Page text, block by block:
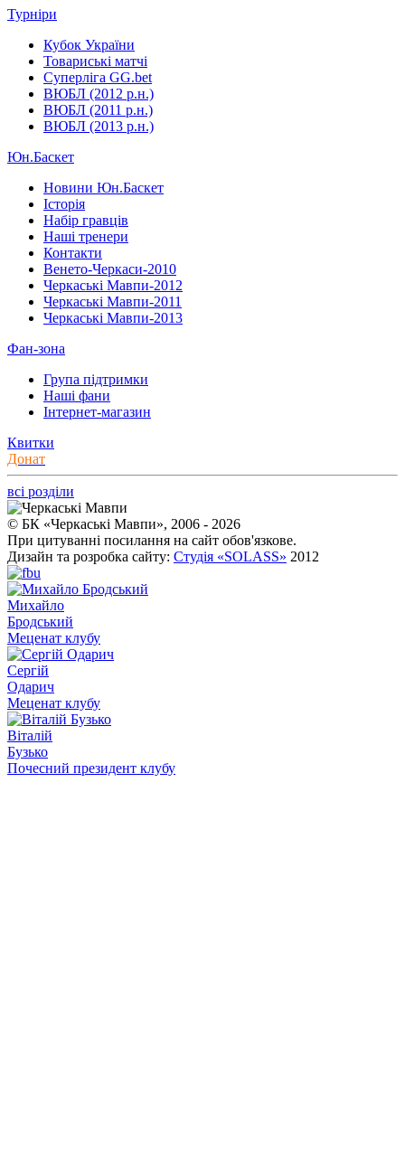
Турніри
Кубок України
Товариські матчі
Суперліга GG.bet
ВЮБЛ (2012 р.н.)
ВЮБЛ (2011 р.н.)
ВЮБЛ (2013 р.н.)
Юн.Баскет
Новини Юн.Баскет
Історія
Набір гравців
Наші тренери
Контакти
Венето-Черкаси-2010
Черкаські Мавпи-2012
Черкаські Мавпи-2011
Черкаські Мавпи-2013
Фан-зона
Група підтримки
Наші фани
Інтернет-магазин
Квитки
Донат
всі розділи
© БК «Черкаські Мавпи», 2006 - 2026
При цитуванні посилання на сайт обов'язкове.
Дизайн та розробка сайту: Студія «SOLASS» 2012
Михайло
Бродський
Меценат клубу
Сергій
Одарич
Меценат клубу
Віталій
Бузько
Почесний президент клубу